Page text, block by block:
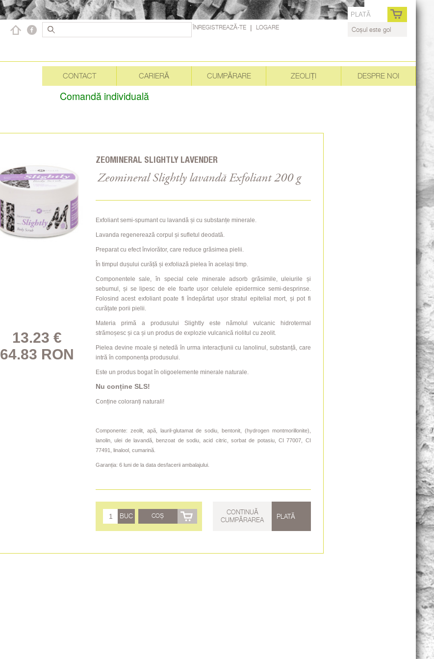
ÎNREGISTREAZĂ-TE| LOGARE
PLATĂ
Coșul este gol
DESPRE NOI
ZEOLIȚI
CUMPĂRARE
CARIERĂ
CONTACT
Comandă individuală
13.23 €
64.83 RON
ZEOMINERAL SLIGHTLY LAVENDER
Zeomineral Slightly lavandă Exfoliant 200 g
Exfoliant semi-spumant cu lavandă și cu substanțe minerale.
Lavanda regenerează corpul și sufletul deodată.
Preparat cu efect înviorător, care reduce grăsimea pielii.
În timpul dușului curăță și exfoliază pielea în același timp.
Componentele sale, în special cele minerale adsorb grăsimile, uleiurile și
sebumul, și se lipesc de ele foarte ușor celulele epidermice semi-desprinse.
Folosind acest exfoliant poate fi îndepărtat ușor stratul epitelial mort, și pot fi
curățate porii pielii.
Materia primă a produsului Slightly este nămolul vulcanic hidrotermal
strămoșesc și ca și un produs de explozie vulcanică riolitul cu zeolit.
Pielea devine moale și netedă în urma interacțiunii cu lanolinul, substanță, care
intră în componența produsului.
Este un produs bogat în oligoelemente minerale naturale.
Nu conține SLS!
Conține coloranți naturali!
Componente: zeolit, apă, lauril-glutamat de sodiu, bentonit, (hydrogen montmorillonite),
lanolin, ulei de lavandă, benzoat de sodiu, acid citric, sorbat de potasiu, CI 77007, CI
77491, linalool, cumarină.
Garanția: 6 luni de la data desfacerii ambalajului.
BUC COȘ PLATĂ
CONTINUĂ
CUMPĂRAREA